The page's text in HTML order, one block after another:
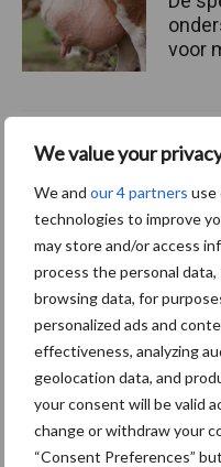
We value your
We and our 4 partners use
technologies to improve
may store and/or access
process the personal data,
browsing data, for
personalized ads and
effectiveness, analyzing
geolocation data, and
your consent will be valid
change or withdraw your
“Consent Preferences”
voor
markt
Themapagina's
Diergezondheid